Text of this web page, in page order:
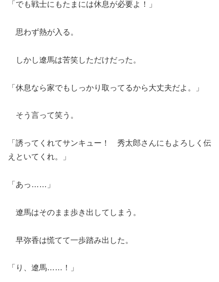
「でも戦士にもたまには休息が必要よ！」
思わず熱が入る。
しかし遼馬は苦笑しただけだった。
「休息なら家でもしっかり取ってるから大丈夫だよ。」
そう言って笑う。
「誘ってくれてサンキュー！ 秀太郎さんにもよろしく伝
えといてくれ。」
「あっ……」
遼馬はそのまま歩き出してしまう。
早弥香は慌てて一歩踏み出した。
「り、遼馬……！」